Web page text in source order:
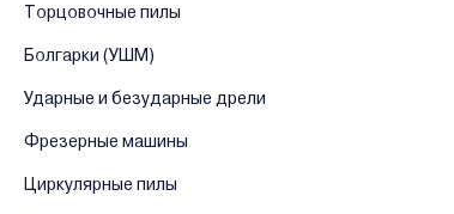
Торцовочные пилы
Болгарки (УШМ)
Ударные и безударные дрели
Фрезерные машины
Циркулярные пилы